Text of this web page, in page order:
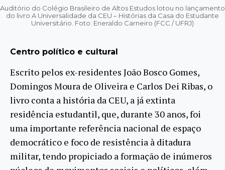
Auditório do Colégio Brasileiro de Altos Estudos lotou no lançamento
do livro A Universalidade da CEU – Histórias da Casa do Estudante
Universitário. Foto: Eneraldo Carneiro (FCC / UFRJ)
Centro político e cultural
Escrito pelos ex-residentes João Bosco Gomes,
Domingos Moura de Oliveira e Carlos Dei Ribas, o
livro conta a história da CEU, a já extinta
residência estudantil, que, durante 30 anos, foi
uma importante referência nacional de espaço
democrático e foco de resistência à ditadura
militar, tendo propiciado a formação de inúmeros